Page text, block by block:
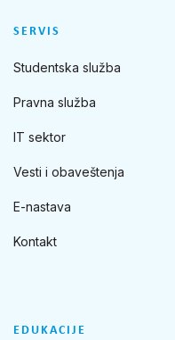
SERVIS
Studentska služba
Pravna služba
IT sektor
Vesti i obaveštenja
E-nastava
Kontakt
EDUKACIJE